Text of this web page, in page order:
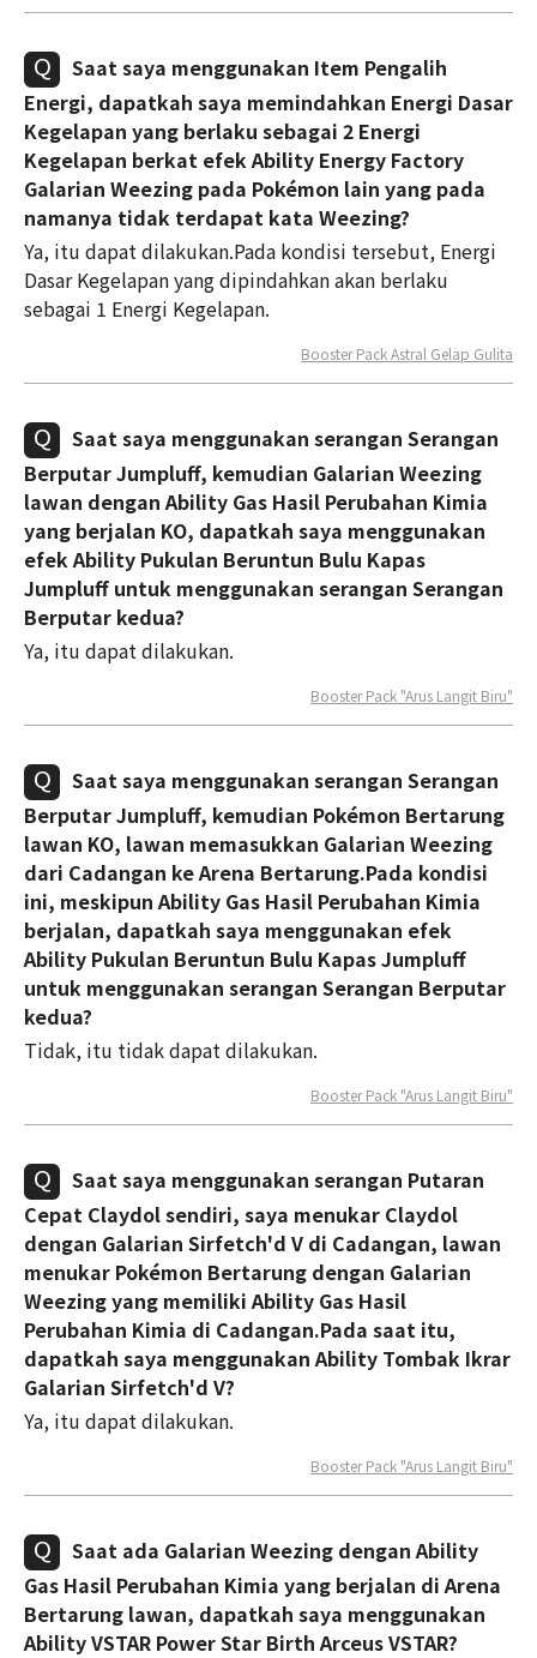
Saat saya menggunakan Item Pengalih
Energi, dapatkah saya memindahkan Energi Dasar
Kegelapan yang berlaku sebagai 2 Energi
Kegelapan berkat efek Ability Energy Factory
Galarian Weezing pada Pokémon lain yang pada
namanya tidak terdapat kata Weezing?
Ya, itu dapat dilakukan.Pada kondisi tersebut, Energi
Dasar Kegelapan yang dipindahkan akan berlaku
sebagai 1 Energi Kegelapan.
Booster Pack Astral Gelap Gulita
Saat saya menggunakan serangan Serangan
Berputar Jumpluff, kemudian Galarian Weezing
lawan dengan Ability Gas Hasil Perubahan Kimia
yang berjalan KO, dapatkah saya menggunakan
efek Ability Pukulan Beruntun Bulu Kapas
Jumpluff untuk menggunakan serangan Serangan
Berputar kedua?
Ya, itu dapat dilakukan.
Booster Pack "Arus Langit Biru"
Saat saya menggunakan serangan Serangan
Berputar Jumpluff, kemudian Pokémon Bertarung
lawan KO, lawan memasukkan Galarian Weezing
dari Cadangan ke Arena Bertarung.Pada kondisi
ini, meskipun Ability Gas Hasil Perubahan Kimia
berjalan, dapatkah saya menggunakan efek
Ability Pukulan Beruntun Bulu Kapas Jumpluff
untuk menggunakan serangan Serangan Berputar
kedua?
Tidak, itu tidak dapat dilakukan.
Booster Pack "Arus Langit Biru"
Saat saya menggunakan serangan Putaran
Cepat Claydol sendiri, saya menukar Claydol
dengan Galarian Sirfetch'd V di Cadangan, lawan
menukar Pokémon Bertarung dengan Galarian
Weezing yang memiliki Ability Gas Hasil
Perubahan Kimia di Cadangan.Pada saat itu,
dapatkah saya menggunakan Ability Tombak Ikrar
Galarian Sirfetch'd V?
Ya, itu dapat dilakukan.
Booster Pack "Arus Langit Biru"
Saat ada Galarian Weezing dengan Ability
Gas Hasil Perubahan Kimia yang berjalan di Arena
Bertarung lawan, dapatkah saya menggunakan
Ability VSTAR Power Star Birth Arceus VSTAR?